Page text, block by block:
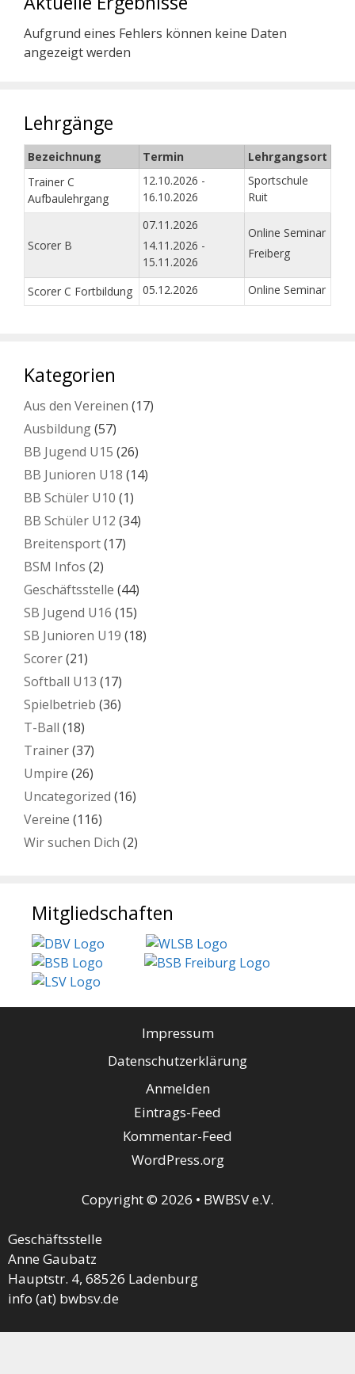
Aufgrund eines Fehlers können keine Daten
angezeigt werden
Lehrgänge
Bezeichnung Termin
Lehrgangsort
Trainer C
Aufbaulehrgang
12.10.2026 -
16.10.2026
Sportschule
Ruit
Scorer B
07.11.2026
14.11.2026 -
15.11.2026
Online Seminar
Freiberg
Scorer C Fortbildung 05.12.2026 Online Seminar
Kategorien
Aus den Vereinen (17)
Ausbildung(57)
BB Jugend U15 (26)
BB Junioren U18 (14)
BB Schüler U10 (1)
BB Schüler U12 (34)
Breitensport(17)
BSM Infos (2)
Geschäftsstelle (44)
SB Jugend U16 (15)
SB Junioren U19 (18)
Scorer(21)
Softball U13 (17)
Spielbetrieb (36)
T-Ball (18)
Trainer(37)
Umpire (26)
Uncategorized (16)
Vereine (116)
Wir suchen Dich (2)
Mitgliedschaften
Impressum
Datenschutzerklärung
Anmelden
Eintrags-Feed
Kommentar-Feed
WordPress.org
Copyright © 2026 • BWBSV e.V.
Geschäftsstelle
Anne Gaubatz
Hauptstr. 4, 68526 Ladenburg
info (at) bwbsv.de